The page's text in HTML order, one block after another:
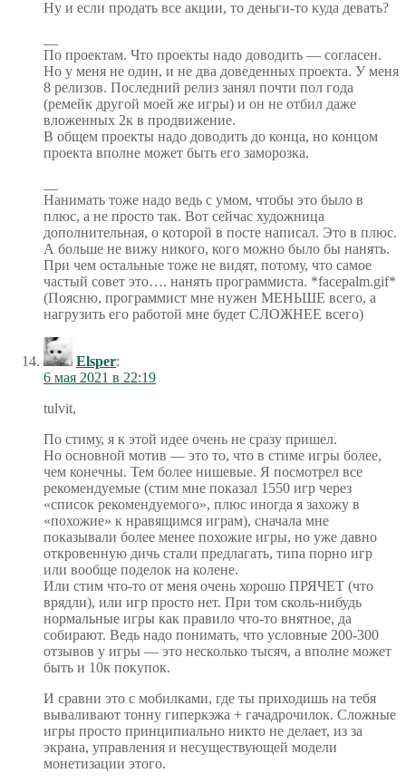
Ну и если продать все акции, то деньги-то куда девать?
По проектам. Что проекты надо доводить — согласен.
Но у меня не один, и не два доведенных проекта. У меня
8 релизов. Последний релиз занял почти пол года
(ремейк другой моей же игры) и он не отбил даже
вложенных 2к в продвижение.
В общем проекты надо доводить до конца, но концом
проекта вполне может быть его заморозка.
Нанимать тоже надо ведь с умом, чтобы это было в
плюс, а не просто так. Вот сейчас художница
дополнительная, о которой в посте написал. Это в плюс.
А больше не вижу никого, кого можно было бы нанять.
При чем остальные тоже не видят, потому, что самое
частый совет это…. нанять программиста. *facepalm.gif*
(Поясню, программист мне нужен МЕНЬШЕ всего, а
нагрузить его работой мне будет СЛОЖНЕЕ всего)
Elsper:
6 мая 2021 в 22:19
tulvit,
По стиму, я к этой идее очень не сразу пришел.
Но основной мотив — это то, что в стиме игры более,
чем конечны. Тем более нишевые. Я посмотрел все
рекомендуемые (стим мне показал 1550 игр через
«список рекомендуемого», плюс иногда я захожу в
«похожие» к нравящимся играм), сначала мне
показывали более менее похожие игры, но уже давно
откровенную дичь стали предлагать, типа порно игр
или вообще поделок на колене.
Или стим что-то от меня очень хорошо ПРЯЧЕТ (что
врядли), или игр просто нет. При том сколь-нибудь
нормальные игры как правило что-то внятное, да
собирают. Ведь надо понимать, что условные 200-300
отзывов у игры — это несколько тысяч, а вполне может
быть и 10к покупок.
И сравни это с мобилками, где ты приходишь на тебя
вываливают тонну гиперкэжа + гачадрочилок. Сложные
игры просто принципиально никто не делает, из за
экрана, управления и несуществующей модели
монетизации этого.